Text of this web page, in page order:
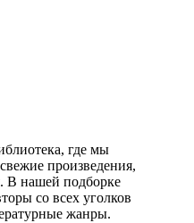
где мы
произведения,
В нашей подборке
со всех уголков
жанры.